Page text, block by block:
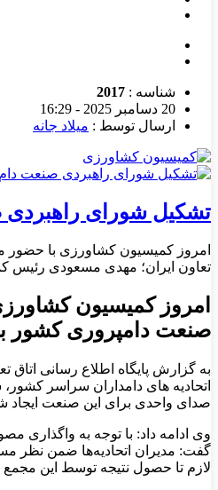
شناسه : 2017
20 دسامبر 2025 - 16:29
ارسال توسط : میلاد جانه
تشکیل شورای راهبردی
امروز کمیسیون کشاورزی با حضور
تعاون ایران؛ مهدی مسعودی رئیس
امروز کمیسیون
صنعت دامپروری کشور
به گزارش پایگاه اطلاع رسانی
اتحادیه های دامداران سراسر
صدای واحدی برای این صنعت ایجاد
وی ادامه داد: با توجه به واگذاری
گفت: مدیران اتحادیه‌ها ضمن نظر
لازم تا حصول نتیجه توسط این مجمع